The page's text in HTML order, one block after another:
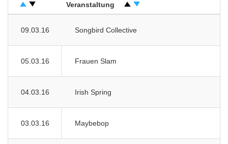
Veranstaltung
09.03.16 Songbird Collective
05.03.16 Frauen Slam
04.03.16 Irish Spring
03.03.16 Maybebop